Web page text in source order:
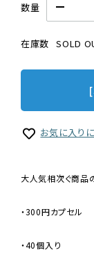
数量
在庫数 SOLD
お気に入り
大人気相次ぐ商品
・300円カプセル
・40個入り